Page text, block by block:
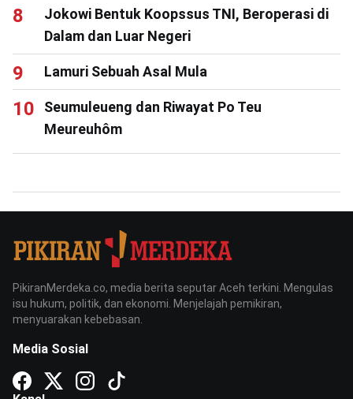
Jokowi Bentuk Koopssus TNI, Beroperasi di
Dalam dan Luar Negeri
Lamuri Sebuah Asal Mula
Seumuleueng dan Riwayat Po Teu
Meureuhôm
PikiranMerdeka.co, media berita seputar Aceh terkini. Mengulas
isu hukum, politik, dan ekonomi. Menjelajah pemikiran,
menyuarakan kebebasan.
Media Sosial